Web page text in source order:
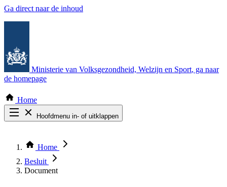
Ga direct naar de inhoud
Ministerie van Volksgezondheid, Welzijn en Sport, ga naar
de homepage
Home
Hoofdmenu in- of uitklappen
Thema COVID-19
Bekijk per bestuursorgaan
Home
Besluit
Document